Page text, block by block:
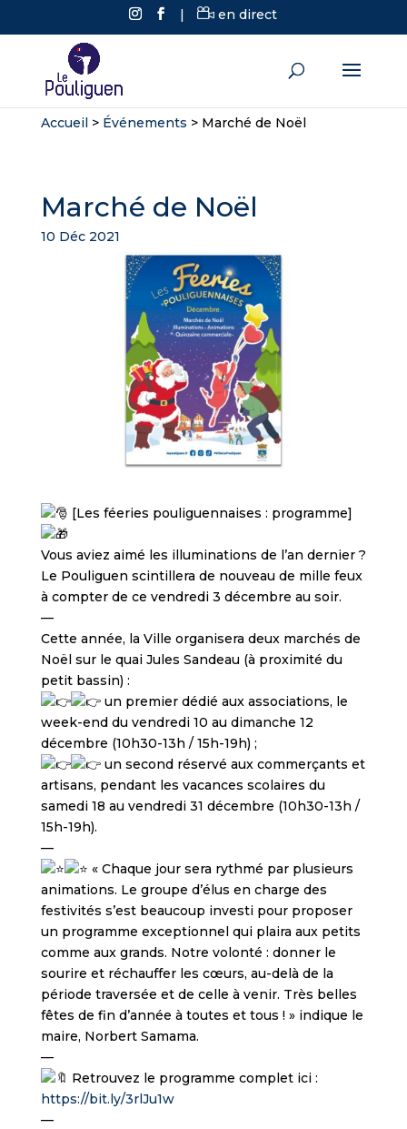
| en direct
Accueil> Événements > Marché de Noël
Marché de Noël
10 Déc 2021
[Les féeries pouliguennaises : programme]
Vous aviez aimé les illuminations de l’an dernier ?
Le Pouliguen scintillera de nouveau de mille feux
à compter de ce vendredi 3 décembre au soir.
—
Cette année, la Ville organisera deux marchés de
Noël sur le quai Jules Sandeau (à proximité du
petit bassin) :
un premier dédié aux associations, le
week-end du vendredi 10 au dimanche 12
décembre (10h30-13h / 15h-19h) ;
un second réservé aux commerçants et
artisans, pendant les vacances scolaires du
samedi 18 au vendredi 31 décembre (10h30-13h /
15h-19h).
—
« Chaque jour sera rythmé par plusieurs
animations. Le groupe d’élus en charge des
festivités s’est beaucoup investi pour proposer
un programme exceptionnel qui plaira aux petits
comme aux grands. Notre volonté : donner le
sourire et réchauffer les cœurs, au-delà de la
période traversée et de celle à venir. Très belles
fêtes de fin d’année à toutes et tous ! » indique le
maire, Norbert Samama.
—
Retrouvez le programme complet ici :
https://bit.ly/3rlJu1w
—